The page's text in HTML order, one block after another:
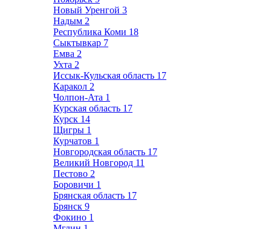
Новый Уренгой 3
Надым 2
Республика Коми 18
Сыктывкар 7
Емва 2
Ухта 2
Иссык-Кульская область 17
Каракол 2
Чолпон-Ата 1
Курская область 17
Курск 14
Щигры 1
Курчатов 1
Новгородская область 17
Великий Новгород 11
Пестово 2
Боровичи 1
Брянская область 17
Брянск 9
Фокино 1